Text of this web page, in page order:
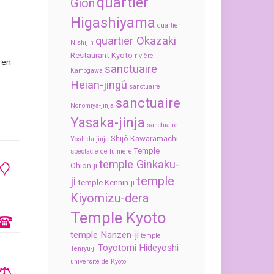
Gion
Higashiyama quartier
Nishijin quartier Okazaki
Restaurant Kyoto rivière
Kamogawa sanctuaire
Heian-jingû sanctuaire
Nonomiya-jinja sanctuaire
Yasaka-jinja sanctuaire
Yoshida-jinja Shijô Kawaramachi
spectacle de lumière Temple
Chion-ji temple Ginkaku-
ji temple Kennin-ji temple
Kiyomizu-dera
Temple Kyoto
temple Nanzen-ji temple
Tenryu-ji Toyotomi Hideyoshi
université de Kyoto